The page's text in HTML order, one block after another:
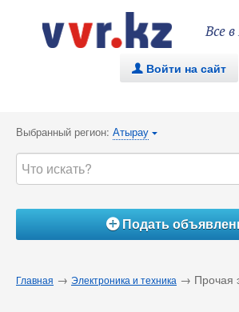
Все
. Войти на сайт
Выбранный регион: Атырау {
ÁПодать
Главная → Электроника и техника → Прочая